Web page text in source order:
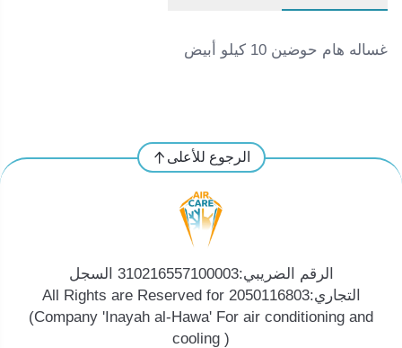
غساله هام حوضين 10 كيلو أبيض
الرجوع للأعلى
الرقم الضريبي:310216557100003 السجل
التجاري:2050116803 All Rights are Reserved for
(Company 'Inayah al-Hawa' For air conditioning and
cooling )